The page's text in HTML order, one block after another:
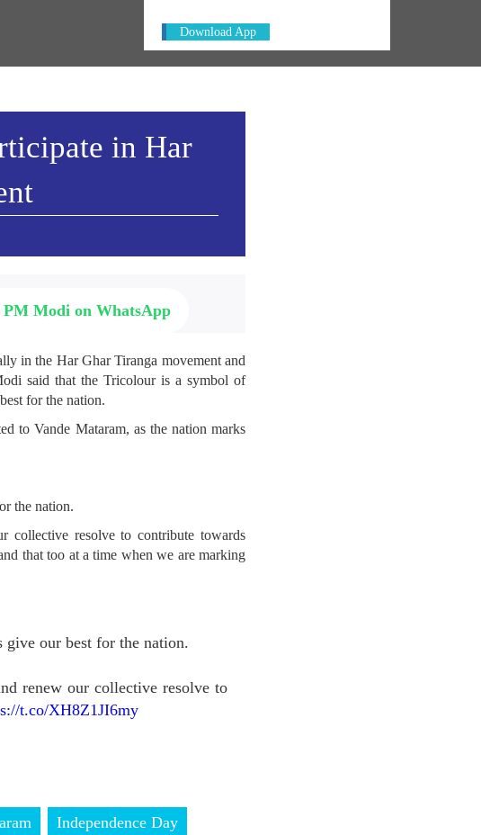
Download App
in Har
PM Modi on WhatsApp
in the Har Ghar Tiranga movement and
said that the Tricolour is a symbol of
for the nation.
to Vande Mataram, as the nation marks
the nation.
collective resolve to contribute towards
that too at a time when we are marking
our best for the nation.
renew our collective resolve to
t.co/XH8Z1JI6my
Independence Day